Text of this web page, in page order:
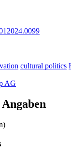
cultural politics
AG